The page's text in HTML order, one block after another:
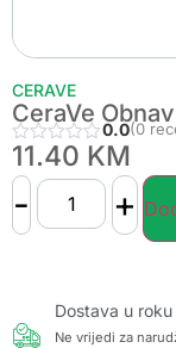
CERAVE
CeraVe
0.0(0
11.40 KM
- +
Dostava u
Ne vrijedi za